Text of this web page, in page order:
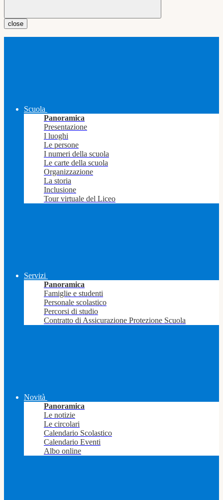
close
Scuola
Panoramica
Presentazione
I luoghi
Le persone
I numeri della scuola
Le carte della scuola
Organizzazione
La storia
Inclusione
Tour virtuale del Liceo
Servizi
Panoramica
Famiglie e studenti
Personale scolastico
Percorsi di studio
Contratto di Assicurazione Protezione Scuola
Novità
Panoramica
Le notizie
Le circolari
Calendario Scolastico
Calendario Eventi
Albo online